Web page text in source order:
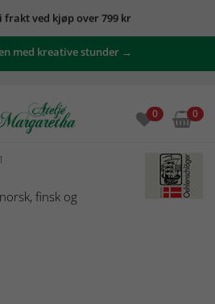
ved kjøp over 799 kr
med kreative stunder →
0 0
finsk og